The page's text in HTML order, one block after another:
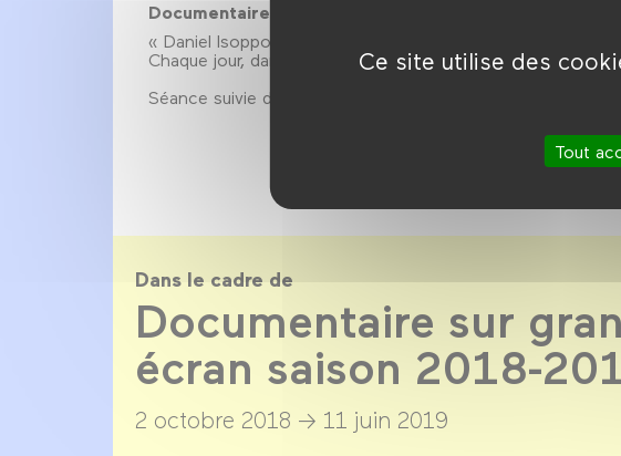
Ce site utilise des
Tout
Documentaire | France | 2017 | 52 min | Couleur |
« Daniel Isoppo écrit les courts textes qu’il interprète lui-
Chaque jour, dans les cafés, il joue au Rapido et se livre à
Séance suivie d’un débat avec Alain Cavalier
Dans le cadre de
Documentaire sur
écran saison 2018-
2 octobre 2018 → 11 juin 2019